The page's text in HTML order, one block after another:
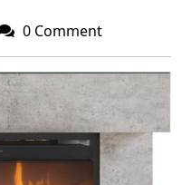
0 Comment